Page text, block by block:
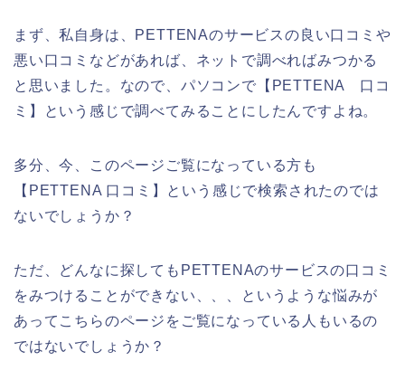
まず、私自身は、PETTENAのサービスの良い口コミや
悪い口コミなどがあれば、ネットで調べればみつかる
と思いました。なので、パソコンで【PETTENA 口コ
ミ】という感じで調べてみることにしたんですよね。
多分、今、このページご覧になっている方も
【PETTENA 口コミ】という感じで検索されたのでは
ないでしょうか？
ただ、どんなに探してもPETTENAのサービスの口コミ
をみつけることができない、、、というような悩みが
あってこちらのページをご覧になっている人もいるの
ではないでしょうか？